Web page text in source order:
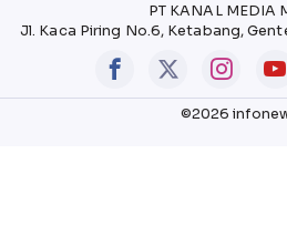
PT KANAL MEDIA
Jl. Kaca Piring No.6, Ketabang,
©2026